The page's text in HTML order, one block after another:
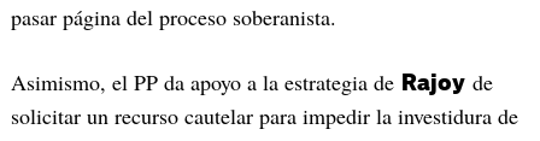
pasar página del proceso soberanista.
Asimismo, el PP da apoyo a la estrategia de Rajoyde
solicitar un recurso cautelar para impedir la investidura de